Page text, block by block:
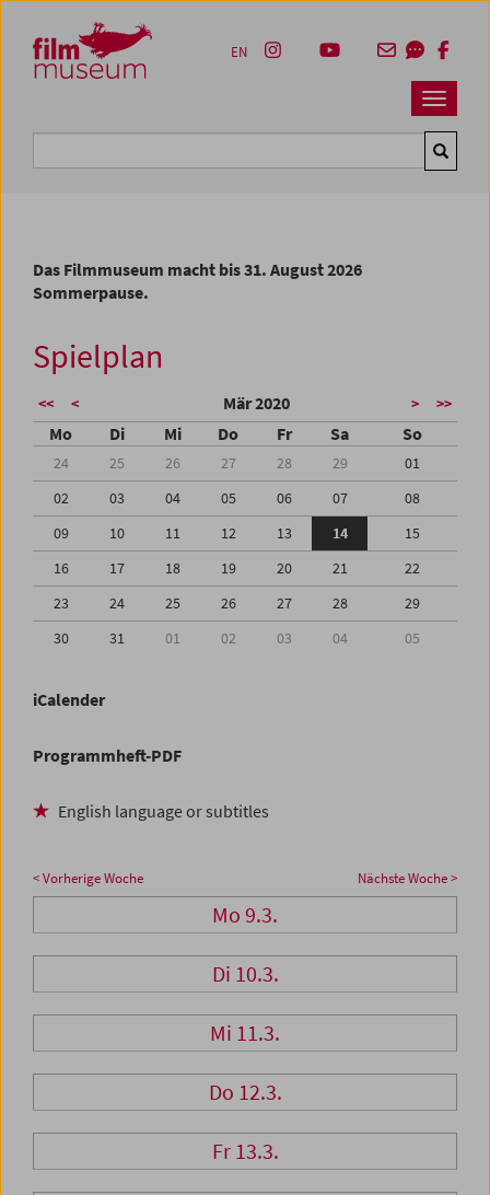
Zum Inhalt
Zum Hauptmenü
Zur Servicenavigation
Zum Suche
Navbar
EN
Das Filmmuseum macht bis 31. August 2026
Sommerpause.
Spielplan
<< < Mär 2020 > >>
Mo Di Mi Do Fr Sa So
24 25 26 27 28 29
01
02
03 04 05 06 07
08
09
10 11 12 13 14
15
16
17 18 19 20 21
22
23
24 25 26 27 28
29
30
31 01 02 03 04 05
iCalender
Programmheft-PDF
English language or subtitles
< Vorherige Woche Nächste Woche >
Mo 9.3.
Di 10.3.
Mi 11.3.
Do 12.3.
Fr 13.3.